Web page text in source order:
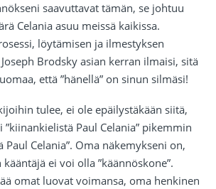
saavuttavat tämän, se johtuu
Celania asuu meissä kaikissa.
löytämisen ja ilmestyksen
Brodsky asian kerran ilmaisi, sitä
että ”hänellä” on sinun silmäsi!
tulee, ei ole epäilystäkään siitä,
Paul Celania” pikemmin
Paul Celania”. Oma näkemykseni on,
ei voi olla ”käännöskone”.
omat luovat voimansa, oma henkinen